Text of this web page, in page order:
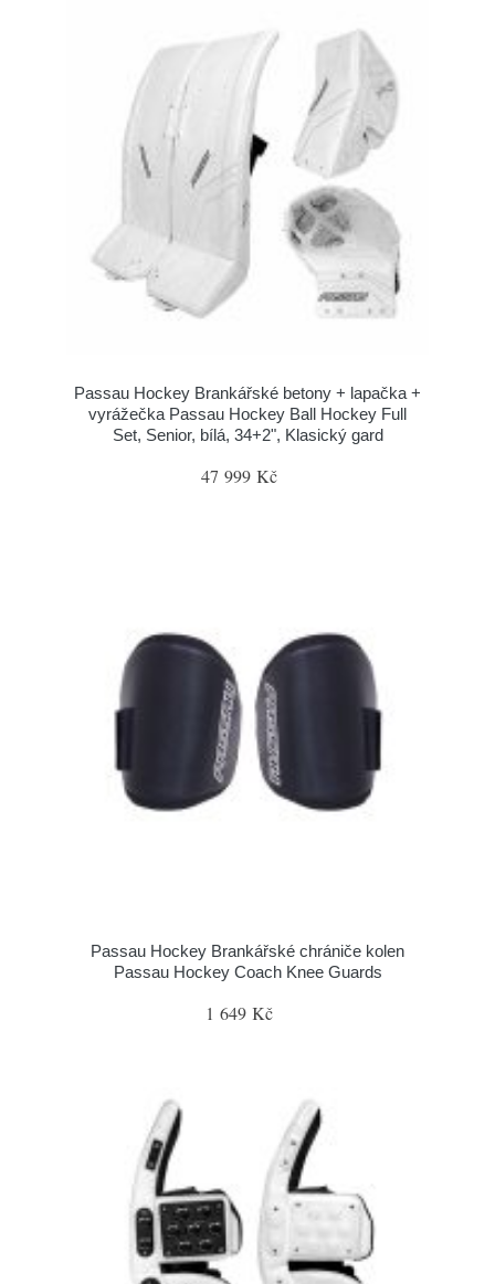
Passau Hockey Brankářské betony + lapačka +
vyrážečka Passau Hockey Ball Hockey Full
Set, Senior, bílá, 34+2", Klasický gard
47 999 Kč
Passau Hockey Brankářské chrániče kolen
Passau Hockey Coach Knee Guards
1 649 Kč